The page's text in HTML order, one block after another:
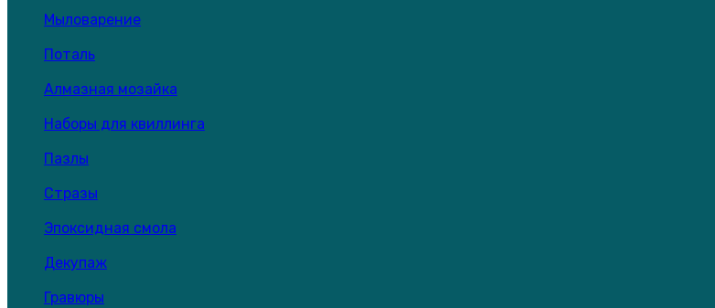
Мыловарение
Поталь
Алмазная мозайка
Наборы для квиллинга
Пазлы
Стразы
Эпоксидная смола
Декупаж
Гравюры